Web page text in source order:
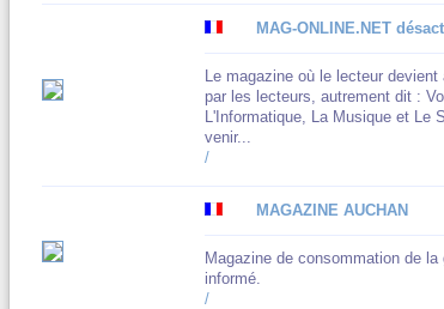
MAG-ONLINE.NET
Le magazine où le lecteur
par les lecteurs, autrement dit :
L'Informatique, La Musique et Le
venir...
/
MAGAZINE AUCHAN
Magazine de consommation de
informé.
/